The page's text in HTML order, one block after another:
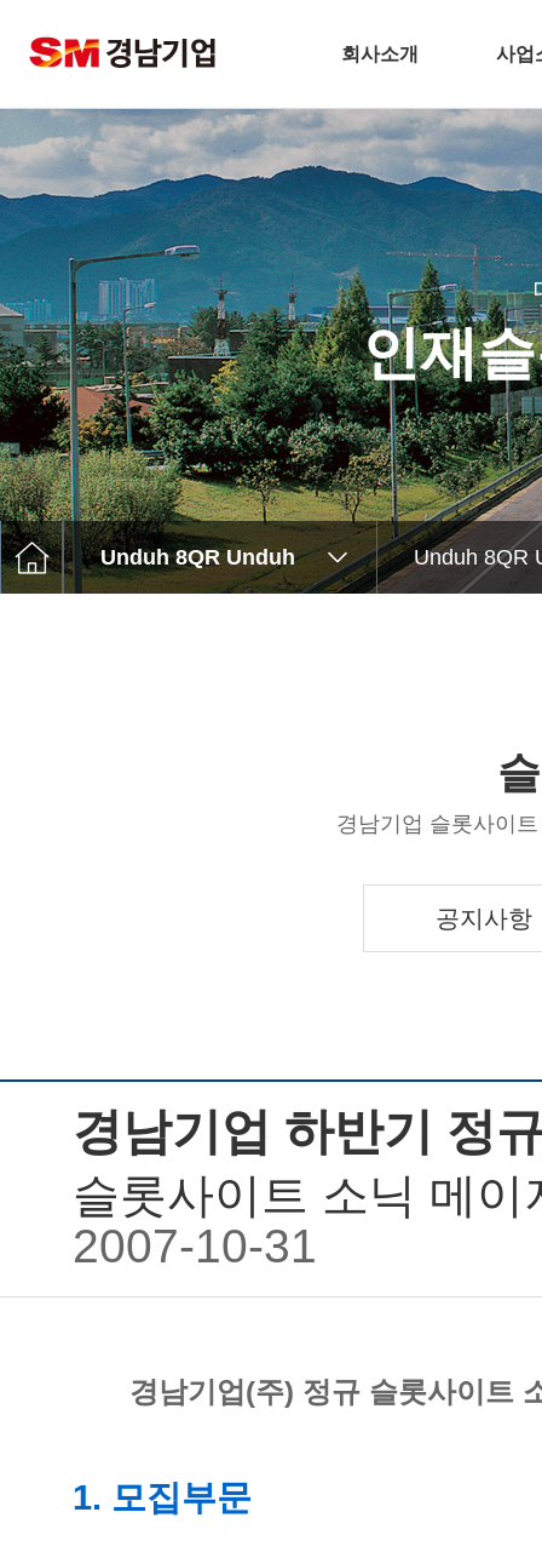
회사소개
기업개요
CEO 인사말
비전
주요연혁
경남기업 네트워크
안전보건방침
기술경영
환경경영
찾아오시는길
사업
주택
토
플
환
해
인테
고객센터
인재
Unduh 8QR Unduh Unduh 8QR
경남기업 슬롯사이
공지사항
경남기업 하반기 정
슬롯사이트 소닉 메이
2007-10-31
경남기업(주) 정규 슬롯사이트
1. 모집부문